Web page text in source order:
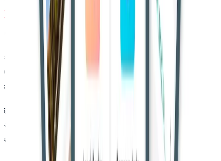
फैसला
"इस न्यायालय का समानांतर हस्तक्षेप उचित नहीं है।"
याचिकाकर्ताओं ने दाना खिलाने को सदियों पुरानी धार्मिक परंपरा बताते हुए
पक्षी टावर बनाने का सुझाव दिया। उन्होंने स्वास्थ्य पर असर के दावे पर
सवाल उठाते हुए प्रदूषण को जिम्मेदार ठहराया।
हालांकि, अदालतों ने स्वास्थ्य को प्राथमिकता दी और एमसीजीएम के
अधिकार को बरकरार रखा, जिससे परंपरा और सार्वजनिक सुरक्षा के बीच
संतुलन को मजबूती मिली।